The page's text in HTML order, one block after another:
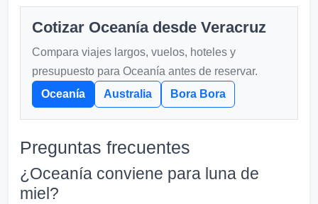
Cotizar Oceanía desde Veracruz
Compara viajes largos, vuelos, hoteles y
presupuesto para Oceanía antes de reservar.
Oceanía
Australia Bora Bora
Preguntas frecuentes
¿Oceanía conviene para luna de
miel?